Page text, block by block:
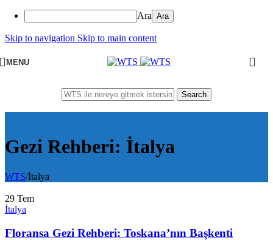
Ara
Skip to navigation Skip to main content
MENU
Search
Gezi Rehberi: İtalya
WTS/İtalya
29 Tem
İtalya
Floransa Gezi Rehberi: Toskana’nın Başkenti